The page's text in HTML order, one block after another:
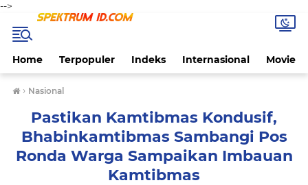
-->
Home Terpopuler Indeks Internasional Movie
› Nasional
Pastikan Kamtibmas Kondusif,
Bhabinkamtibmas Sambangi Pos
Ronda Warga Sampaikan Imbauan
Kamtibmas